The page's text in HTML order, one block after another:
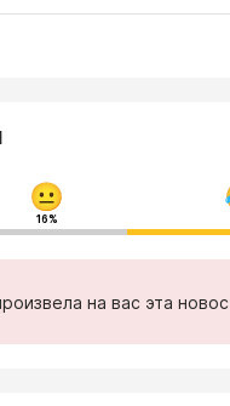
16%
на вас эта